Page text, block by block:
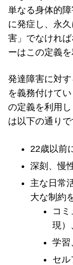
単なる身体的
に発症し、永
害」でなけれ
ーはこの定義を
発達障害に対
を義務付けて
の定義を利用
は以下の通りで
22歳以前
深刻、慢
主な日常
大な制約
コ
現）
学習
セル